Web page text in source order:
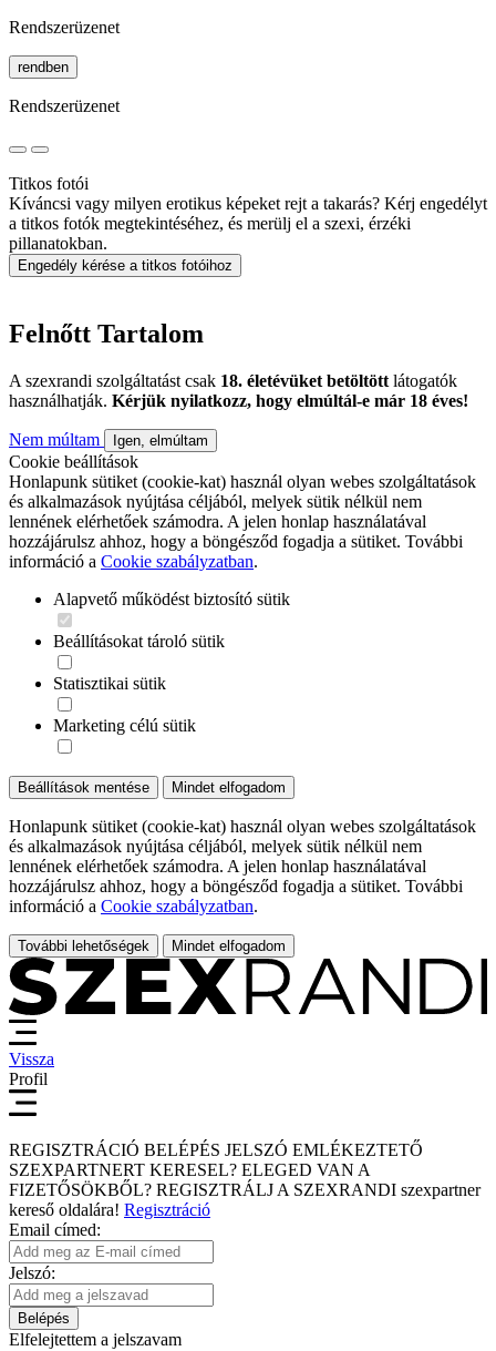
Rendszerüzenet
rendben
Rendszerüzenet
Titkos fotói
Kíváncsi vagy milyen erotikus képeket rejt a takarás? Kérj engedélyt
a titkos fotók megtekintéséhez, és merülj el a szexi, érzéki
pillanatokban.
Engedély kérése a titkos fotóihoz
Felnőtt Tartalom
A szexrandi szolgáltatást csak 18. életévüket betöltött látogatók
használhatják. Kérjük nyilatkozz, hogy elmúltál-e már 18 éves!
Nem múltam Igen, elmúltam
Cookie beállítások
Honlapunk sütiket (cookie-kat) használ olyan webes szolgáltatások
és alkalmazások nyújtása céljából, melyek sütik nélkül nem
lennének elérhetőek számodra. A jelen honlap használatával
hozzájárulsz ahhoz, hogy a böngésződ fogadja a sütiket. További
információ a Cookie szabályzatban.
Alapvető működést biztosító sütik
Beállításokat tároló sütik
Statisztikai sütik
Marketing célú sütik
Beállítások mentése Mindet elfogadom
Honlapunk sütiket (cookie-kat) használ olyan webes szolgáltatások
és alkalmazások nyújtása céljából, melyek sütik nélkül nem
lennének elérhetőek számodra. A jelen honlap használatával
hozzájárulsz ahhoz, hogy a böngésződ fogadja a sütiket. További
információ a Cookie szabályzatban.
További lehetőségek Mindet elfogadom
Vissza
Profil
REGISZTRÁCIÓ BELÉPÉS JELSZÓ EMLÉKEZTETŐ
SZEXPARTNERT KERESEL? ELEGED VAN A
FIZETŐSÖKBŐL? REGISZTRÁLJ A SZEXRANDI szexpartner
kereső oldalára! Regisztráció
Email címed:
Jelszó:
Belépés
Elfelejtettem a jelszavam